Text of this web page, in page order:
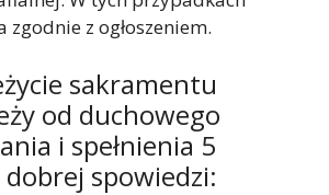
z ogłoszeniem.
sakramentu
od duchowego
i spełnienia 5
spowiedzi: